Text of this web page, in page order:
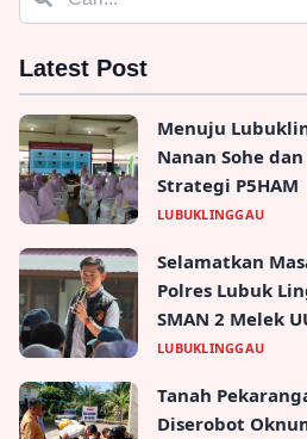
Latest Post
Menuju
Nanan Sohe
Strategi P5HAM
LUBUKLINGGAU
Selamatkan
Polres Lubuk
SMAN 2 Melek
LUBUKLINGGAU
Tanah
Diserobot